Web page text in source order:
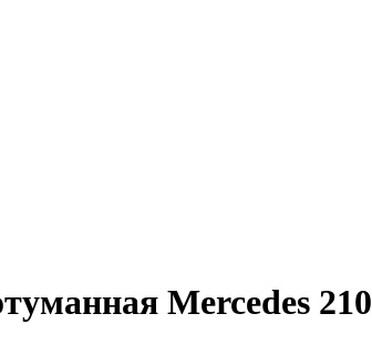
Mercedes